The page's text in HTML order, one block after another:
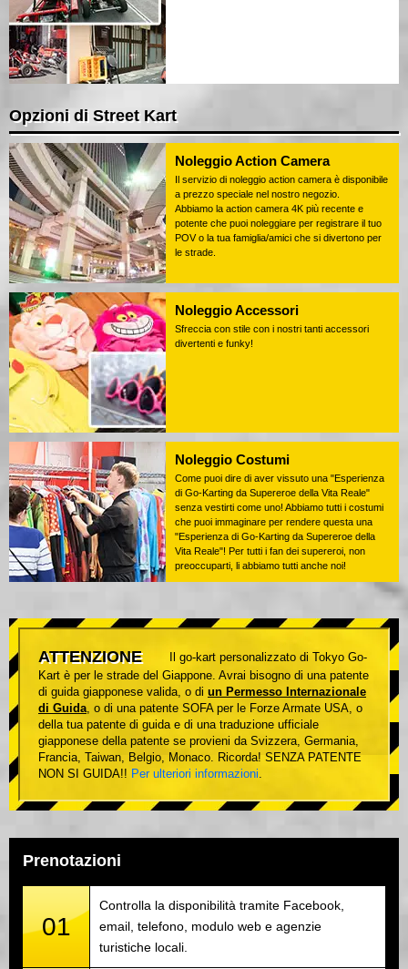
Opzioni di Street Kart
Noleggio Action Camera
Il servizio di noleggio action camera è disponibile
a prezzo speciale nel nostro negozio.
Abbiamo la action camera 4K più recente e
potente che puoi noleggiare per registrare il tuo
POV o la tua famiglia/amici che si divertono per
le strade.
Noleggio Accessori
Sfreccia con stile con i nostri tanti accessori
divertenti e funky!
Noleggio Costumi
Come puoi dire di aver vissuto una "Esperienza
di Go-Karting da Supereroe della Vita Reale"
senza vestirti come uno! Abbiamo tutti i costumi
che puoi immaginare per rendere questa una
"Esperienza di Go-Karting da Supereroe della
Vita Reale"! Per tutti i fan dei supereroi, non
preoccuparti, li abbiamo tutti anche noi!
ATTENZIONE
Il go-kart personalizzato di Tokyo Go-
Kart è per le strade del Giappone. Avrai bisogno di una patente
di guida giapponese valida, o di un Permesso Internazionale
di Guida, o di una patente SOFA per le Forze Armate USA, o
della tua patente di guida e di una traduzione ufficiale
giapponese della patente se provieni da Svizzera, Germania,
Francia, Taiwan, Belgio, Monaco. Ricorda! SENZA PATENTE
NON SI GUIDA!! Per ulteriori informazioni.
Prenotazioni
01
Controlla la disponibilità tramite Facebook,
email, telefono, modulo web e agenzie
turistiche locali.